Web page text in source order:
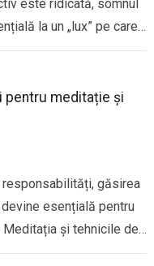
este ridicată, somnul
la un „lux” pe care
deși știm mai multe…
pentru meditație și
găsirea
esențială pentru
și tehnicile de